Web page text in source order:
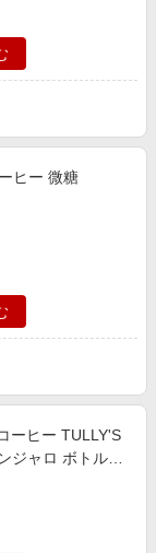
ヒー 微糖
ーヒー TULLY'S
ジャロ ボトル缶